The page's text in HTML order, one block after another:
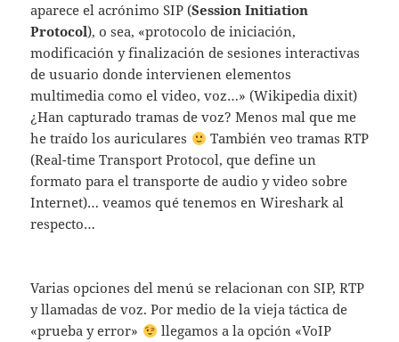
aparece el acrónimo SIP (Session Initiation
Protocol), o sea, «protocolo de iniciación,
modificación y finalización de sesiones interactivas
de usuario donde intervienen elementos
multimedia como el video, voz…» (Wikipedia dixit)
¿Han capturado tramas de voz? Menos mal que me
he traído los auriculares
También veo tramas RTP
(Real-time Transport Protocol, que define un
formato para el transporte de audio y video sobre
Internet)… veamos qué tenemos en Wireshark al
respecto…
Varias opciones del menú se relacionan con SIP, RTP
y llamadas de voz. Por medio de la vieja táctica de
«prueba y error»
llegamos a la opción «VoIP